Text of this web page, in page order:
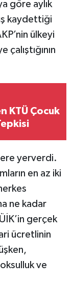
göre aylık
kaydettiği
ülkeyi
KTÜ Çocuk
yerverdi.
en az iki
ne kadar
gerçek
ücretlinin
ve